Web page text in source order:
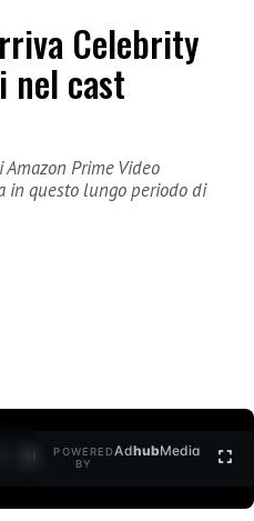
Celebrity
nel cast
Prime Video
in questo lungo periodo di
POWERED
BY
AdhubMedia